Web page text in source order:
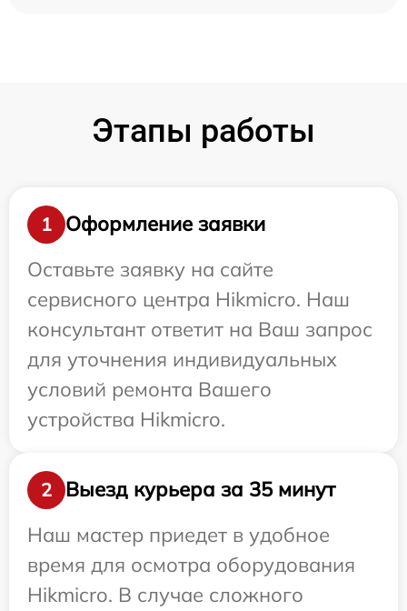
Этапы работы
1
Оформление заявки
Оставьте заявку на сайте
сервисного центра Hikmicro. Наш
консультант ответит на Ваш запрос
для уточнения индивидуальных
условий ремонта Вашего
устройства Hikmicro.
2
Выезд курьера за 35 минут
Наш мастер приедет в удобное
время для осмотра оборудования
Hikmicro. В случае сложного